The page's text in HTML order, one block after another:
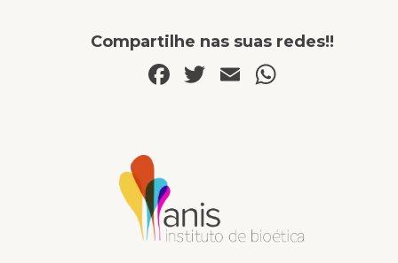
Compartilhe nas suas redes!!
Facebook
Twitter
Email